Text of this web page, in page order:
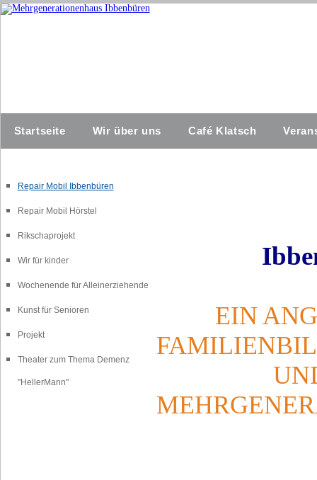
Startseite Wir über uns Café Klatsch
Repair Mobil Ibbenbüren
Repair Mobil Hörstel
Rikschaprojekt
Wir für kinder
Wochenende für Alleinerziehende
Kunst für Senioren
Projekt
Theater zum Thema Demenz
"HellerMann"
EIN